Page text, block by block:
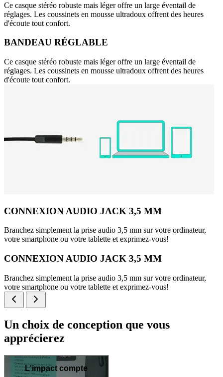
Ce casque stéréo robuste mais léger offre un large éventail de
réglages. Les coussinets en mousse ultradoux offrent des heures
d'écoute tout confort.
BANDEAU RÉGLABLE
Ce casque stéréo robuste mais léger offre un large éventail de
réglages. Les coussinets en mousse ultradoux offrent des heures
d'écoute tout confort.
CONNEXION AUDIO JACK 3,5 MM
Branchez simplement la prise audio 3,5 mm sur votre ordinateur,
votre smartphone ou votre tablette et exprimez-vous!
CONNEXION AUDIO JACK 3,5 MM
Branchez simplement la prise audio 3,5 mm sur votre ordinateur,
votre smartphone ou votre tablette et exprimez-vous!
Un choix de conception que vous
apprécierez
L'impact compte